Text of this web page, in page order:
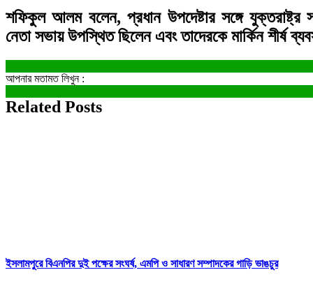
শফিকুল আলম বলেন, প্রধান উপদেষ্টার সঙ্গে
নেতা সভায় উপস্থিত ছিলেন এবং তাদেরকে মার্কিন শীর্ষ
আপনার মতামত লিখুন :
Related Posts
ইসলামপুরে বিএনপির দুই পক্ষের সংঘর্ষ, এমপি ও সাধারণ সম্পাদকের গাড়ি ভাঙচুর